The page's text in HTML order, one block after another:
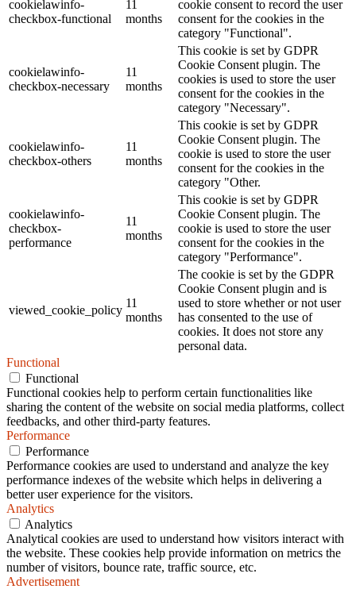
cookielawinfo-
checkbox-functional
11
months
cookie consent to record the user
consent for the cookies in the
category "Functional".
cookielawinfo-
checkbox-necessary
11
months
This cookie is set by GDPR
Cookie Consent plugin. The
cookies is used to store the user
consent for the cookies in the
category "Necessary".
cookielawinfo-
checkbox-others
11
months
This cookie is set by GDPR
Cookie Consent plugin. The
cookie is used to store the user
consent for the cookies in the
category "Other.
cookielawinfo-
checkbox-
performance
11
months
This cookie is set by GDPR
Cookie Consent plugin. The
cookie is used to store the user
consent for the cookies in the
category "Performance".
viewed_cookie_policy
11
months
The cookie is set by the GDPR
Cookie Consent plugin and is
used to store whether or not user
has consented to the use of
cookies. It does not store any
personal data.
Functional
Functional
Functional cookies help to perform certain functionalities like
sharing the content of the website on social media platforms, collect
feedbacks, and other third-party features.
Performance
Performance
Performance cookies are used to understand and analyze the key
performance indexes of the website which helps in delivering a
better user experience for the visitors.
Analytics
Analytics
Analytical cookies are used to understand how visitors interact with
the website. These cookies help provide information on metrics the
number of visitors, bounce rate, traffic source, etc.
Advertisement